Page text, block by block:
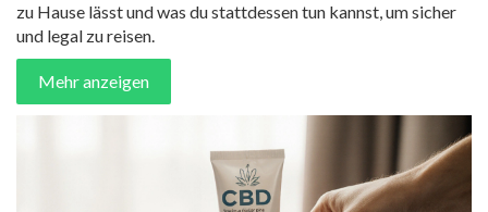
zu Hause lässt und was du stattdessen tun kannst, um sicher
und legal zu reisen.
Mehr anzeigen